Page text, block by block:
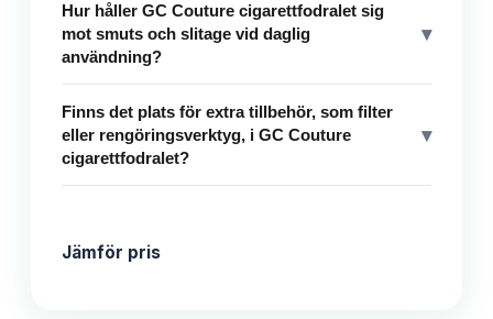
Hur håller GC Couture cigarettfodralet sig
mot smuts och slitage vid daglig
användning?
▾
Finns det plats för extra tillbehör, som filter
eller rengöringsverktyg, i GC Couture
cigarettfodralet?
▾
Jämför pris